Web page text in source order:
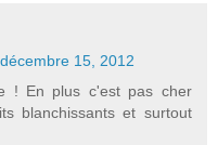
15, 2012
! En plus c'est pas cher
blanchissants et surtout